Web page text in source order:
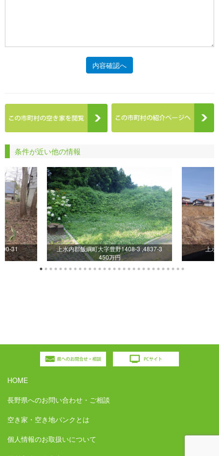
内容確認へ
条件が近い他の情報
31
上水内郡飯綱町大字豊野1408-3 ,4837-3
450万円
上水
HOME
長野県へのお問い合わせ・ご相談
空き家・空き地バンクとは
個人情報のお取扱いについて